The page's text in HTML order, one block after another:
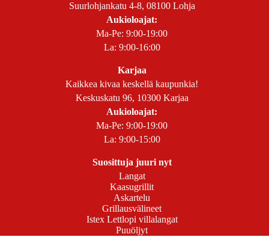
Suurlohjankatu 4-8, 08100 Lohja
Aukioloajat:
Ma-Pe: 9:00-19:00
La: 9:00-16:00
Karjaa
Kaikkea kivaa keskellä kaupunkia!
Keskuskatu 96, 10300 Karjaa
Aukioloajat:
Ma-Pe: 9:00-19:00
La: 9:00-15:00
Suosittuja juuri nyt
Langat
Kaasugrillit
Askartelu
Grillausvälineet
Istex Lettlopi villalangat
Puuöljyt